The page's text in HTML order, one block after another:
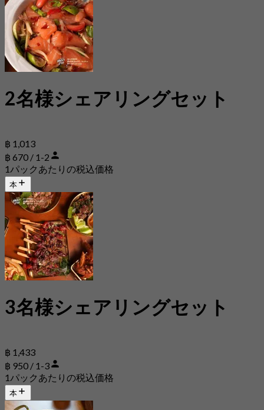
2名様シェアリングセット
฿ 1,013
฿ 670 / 1-2
1パックあたりの税込価格
本
3名様シェアリングセット
฿ 1,433
฿ 950 / 1-3
1パックあたりの税込価格
本